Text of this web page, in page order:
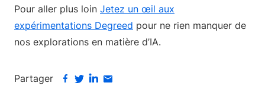
Pour aller plus loin Jetez un œil aux
expérimentations Degreed pour ne rien manquer de
nos explorations en matière d’IA.
Partager